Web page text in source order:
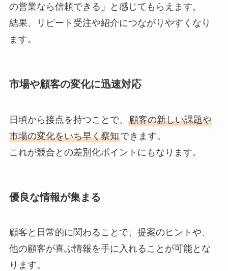
の営業なら信頼できる」と感じてもらえます。
結果、リピート受注や紹介につながりやすくなり
ます。
市場や顧客の変化に迅速対応
日頃から接点を持つことで、 顧客の新しい課題や
市場の変化をいち早く察知できます。
これが競合との差別化ポイントにもなります。
優良な情報が集まる
顧客と日常的に関わることで、提案のヒントや、
他の顧客が喜ぶ情報を手に入れることが可能とな
ります。